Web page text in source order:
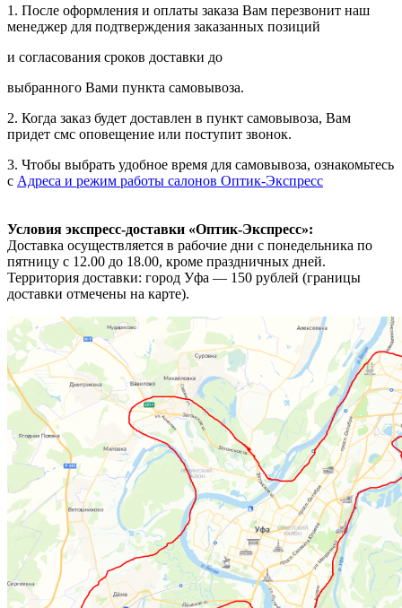
1. После оформления и оплаты заказа Вам перезвонит наш
менеджер для подтверждения заказанных позиций
и согласования сроков доставки до
выбранного Вами пункта самовывоза.
2. Когда заказ будет доставлен в пункт самовывоза, Вам
придет смс оповещение или поступит звонок.
3. Чтобы выбрать удобное время для самовывоза, ознакомьтесь
с Адреса и режим работы салонов Оптик-Экспресс
Условия экспресс-доставки «Оптик-Экспресс»:
Доставка осуществляется в рабочие дни с понедельника по
пятницу с 12.00 до 18.00, кроме праздничных дней.
Территория доставки: город Уфа — 150 рублей (границы
доставки отмечены на карте).